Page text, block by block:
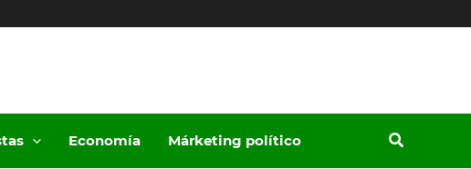
Economía Márketing político